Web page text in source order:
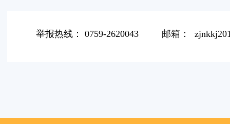
举报热线： 0759-2620043 邮箱：